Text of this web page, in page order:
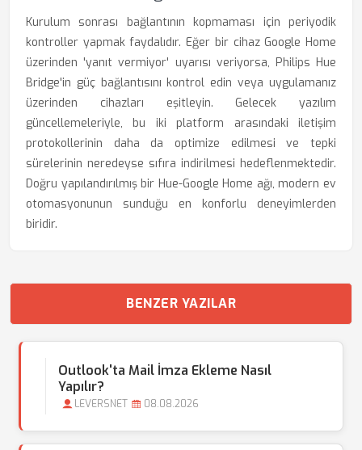
Kurulum sonrası bağlantının kopmaması için periyodik
kontroller yapmak faydalıdır. Eğer bir cihaz Google Home
üzerinden 'yanıt vermiyor' uyarısı veriyorsa, Philips Hue
Bridge'in güç bağlantısını kontrol edin veya uygulamanız
üzerinden cihazları eşitleyin. Gelecek yazılım
güncellemeleriyle, bu iki platform arasındaki iletişim
protokollerinin daha da optimize edilmesi ve tepki
sürelerinin neredeyse sıfıra indirilmesi hedeflenmektedir.
Doğru yapılandırılmış bir Hue-Google Home ağı, modern ev
otomasyonunun sunduğu en konforlu deneyimlerden
biridir.
BENZER YAZILAR
Outlook'ta Mail İmza Ekleme Nasıl
Yapılır?
LEVERSNET 08.08.2026